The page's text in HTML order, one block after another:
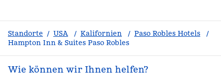
Standorte / USA / Kalifornien / Paso Robles Hotels
/
Hampton Inn & Suites Paso Robles
Wie können wir Ihnen helfen?